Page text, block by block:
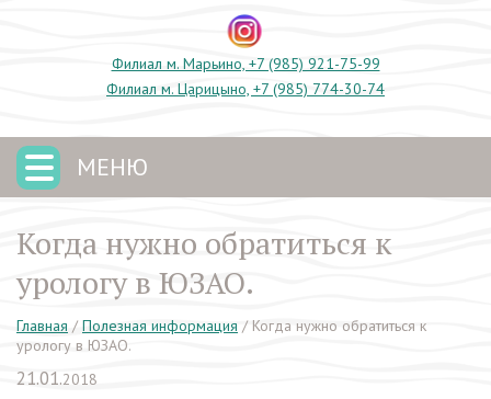
Филиал м. Марьино, +7 (985) 921-75-99
Филиал м. Царицыно, +7 (985) 774-30-74
МЕНЮ
Когда нужно обратиться к
урологу в ЮЗАО.
Главная / Полезная информация / Когда нужно обратиться к
урологу в ЮЗАО.
21.01.2018